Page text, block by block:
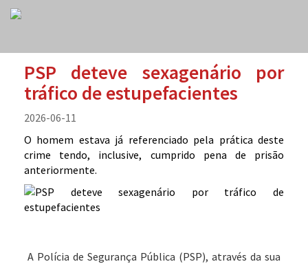
PSP deteve sexagenário por
tráfico de estupefacientes
2026-06-11
O homem estava já referenciado pela prática deste
crime tendo, inclusive, cumprido pena de prisão
anteriormente.
A Polícia de Segurança Pública (PSP), através da sua